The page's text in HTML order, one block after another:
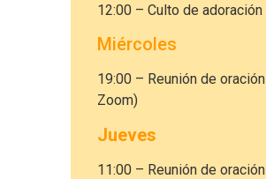
12:00 – Culto de adoración
Miércoles
19:00 – Reunión de
Zoom)
Jueves
11:00 – Reunión de oración